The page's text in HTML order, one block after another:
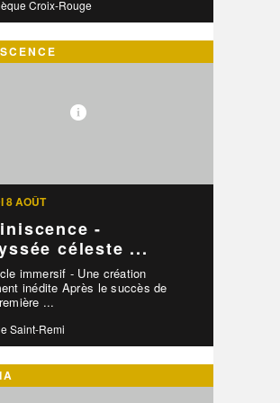
Croix-Rouge
8 AOÛT
-
céleste ...
immersif - Une création
inédite Après le succès de
...
Saint-Remi